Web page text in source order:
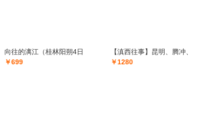
向往的漓江（桂林阳朔4日
￥699
【滇西往事】昆明、腾冲、
￥1280